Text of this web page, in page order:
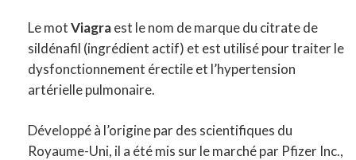
Le motViagraest le nom de marque du citrate de
sildénafil (ingrédient actif) et est utilisé pour traiter le
dysfonctionnement érectile et l’hypertension
artérielle pulmonaire.
Développé à l’origine par des scientifiques du
Royaume-Uni, il a été mis sur le marché par Pfizer Inc.,